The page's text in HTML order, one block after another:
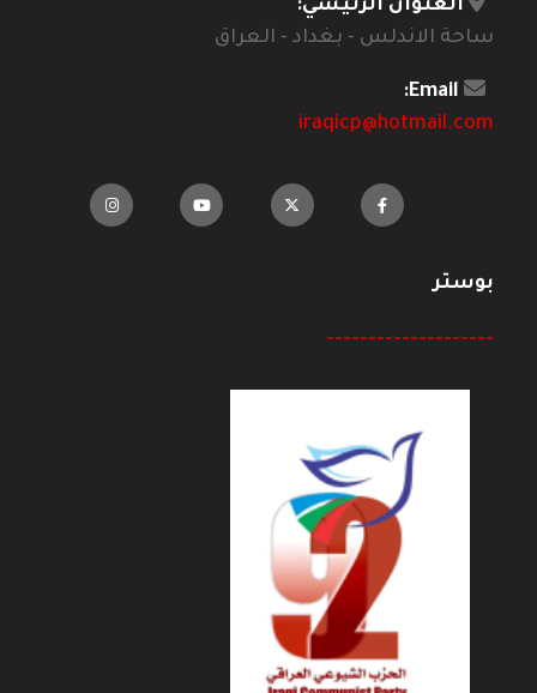
العنوان الرئيسي:
ساحة الاندلس - بغداد - العراق
Email:
iraqicp@hotmail.com
بوستر
--------------------